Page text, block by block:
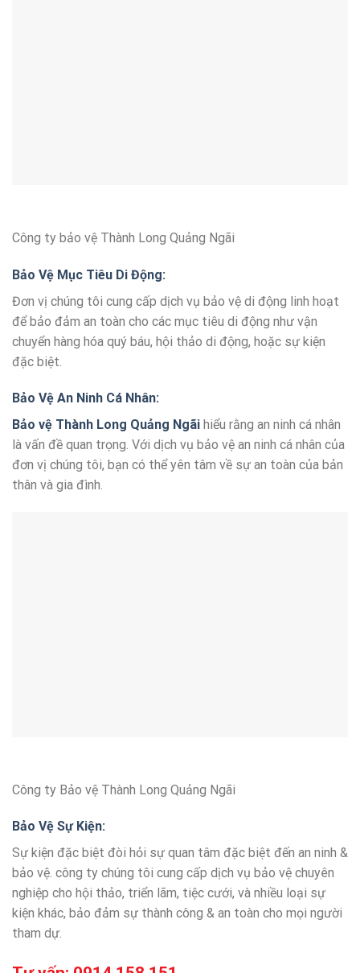
Công ty bảo vệ Thành Long Quảng Ngãi
Bảo Vệ Mục Tiêu Di Động:
Đơn vị chúng tôi cung cấp dịch vụ bảo vệ di động linh hoạt
để bảo đảm an toàn cho các mục tiêu di động như vận
chuyển hàng hóa quý báu, hội thảo di động, hoặc sự kiện
đặc biệt.
Bảo Vệ An Ninh Cá Nhân:
Bảo vệ Thành Long Quảng Ngãi hiểu rằng an ninh cá nhân
là vấn đề quan trọng. Với dịch vụ bảo vệ an ninh cá nhân của
đơn vị chúng tôi, bạn có thể yên tâm về sự an toàn của bản
thân và gia đình.
Công ty Bảo vệ Thành Long Quảng Ngãi
Bảo Vệ Sự Kiện:
Sự kiện đặc biệt đòi hỏi sự quan tâm đặc biệt đến an ninh &
bảo vệ. công ty chúng tôi cung cấp dịch vụ bảo vệ chuyên
nghiệp cho hội thảo, triển lãm, tiệc cưới, và nhiều loại sự
kiện khác, bảo đảm sự thành công & an toàn cho mọi người
tham dự.